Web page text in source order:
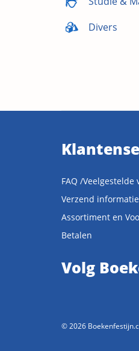
Divers
FAQ /Veelgestelde
Verzend informatie
Assortiment en
Betalen
Volg
© 2026